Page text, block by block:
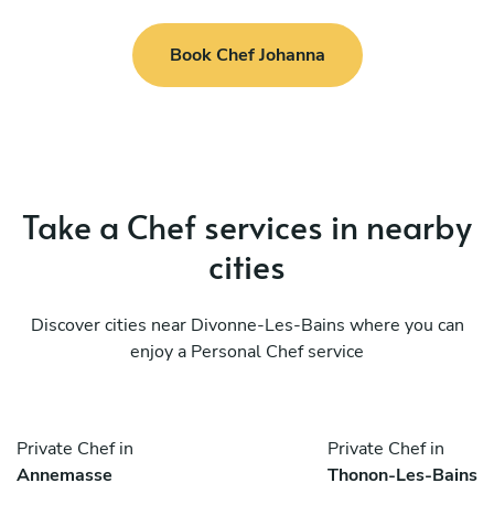
Book Chef Johanna
Take a Chef services in nearby
cities
Discover cities near Divonne-Les-Bains where you can
enjoy a Personal Chef service
Private Chef in
Annemasse
Private Chef in
Thonon-Les-Bains